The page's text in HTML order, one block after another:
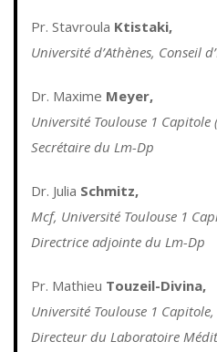
Pr. Stavroula Ktistaki,
Université d’Athènes, Conseil
Dr. Maxime Meyer,
Université Toulouse 1 Capitole
Secrétaire du Lm-Dp
Dr. Julia Schmitz,
Mcf, Université Toulouse 1
Directrice adjointe du Lm-Dp
Pr. Mathieu Touzeil-Divina,
Université Toulouse 1
Directeur du Laboratoire